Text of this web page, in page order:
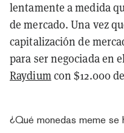
lentamente a medida
de mercado. Una vez
capitalización de
para ser negociada en
Raydiumcon $12.000
¿Qué monedas meme se